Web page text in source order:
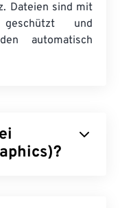
Dateien sind mit
geschützt und
automatisch